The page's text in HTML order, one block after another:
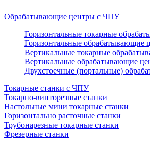
Обрабатывающие центры с ЧПУ
Горизонтальные токарные
Горизонтальные обрабатывающие
Вертикальные токарные
Вертикальные обрабатывающие
Двухстоечные (портальные)
Токарные станки с ЧПУ
Токарно-винторезные станки
Настольные мини токарные станки
Горизонтально расточные станки
Трубонарезные токарные станки
Фрезерные станки